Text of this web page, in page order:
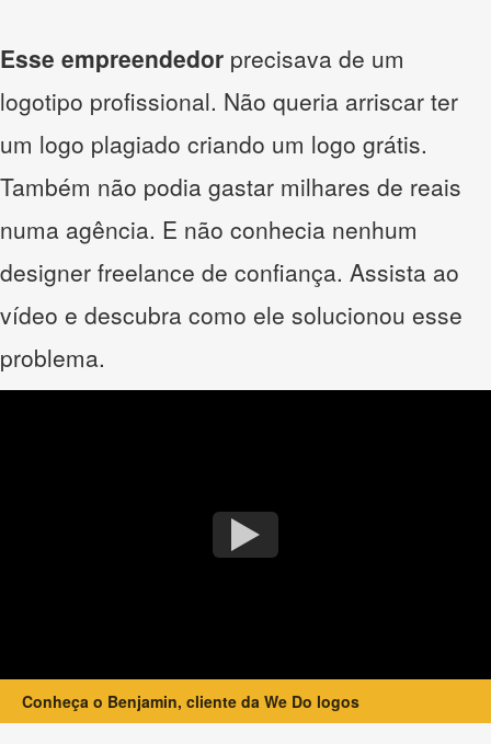
Esse empreendedor precisava de um
logotipo profissional. Não queria arriscar ter
um logo plagiado criando um logo grátis.
Também não podia gastar milhares de reais
numa agência. E não conhecia nenhum
designer freelance de confiança. Assista ao
vídeo e descubra como ele solucionou esse
problema.
Conheça o Benjamin, cliente da We Do logos